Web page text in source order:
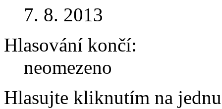
7. 8. 2013
Hlasování končí:
neomezeno
Hlasujte kliknutím na